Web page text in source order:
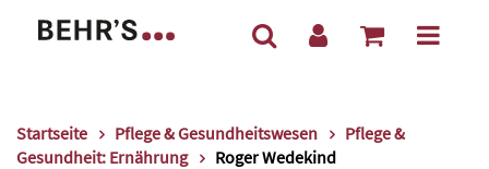
Startseite Pflege & Gesundheitswesen
Pflege &
Gesundheit: Ernährung
Roger Wedekind